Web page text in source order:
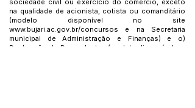
sociedade civil ou exercício do comércio, exceto
na qualidade de acionista, cotista ou comanditário
(modelo disponível no site
www.bujari.ac.gov.br/concursos e na Secretaria
municipal de Administração e Finanças) e o)
Declaração de Dependentes (modelo disponível no